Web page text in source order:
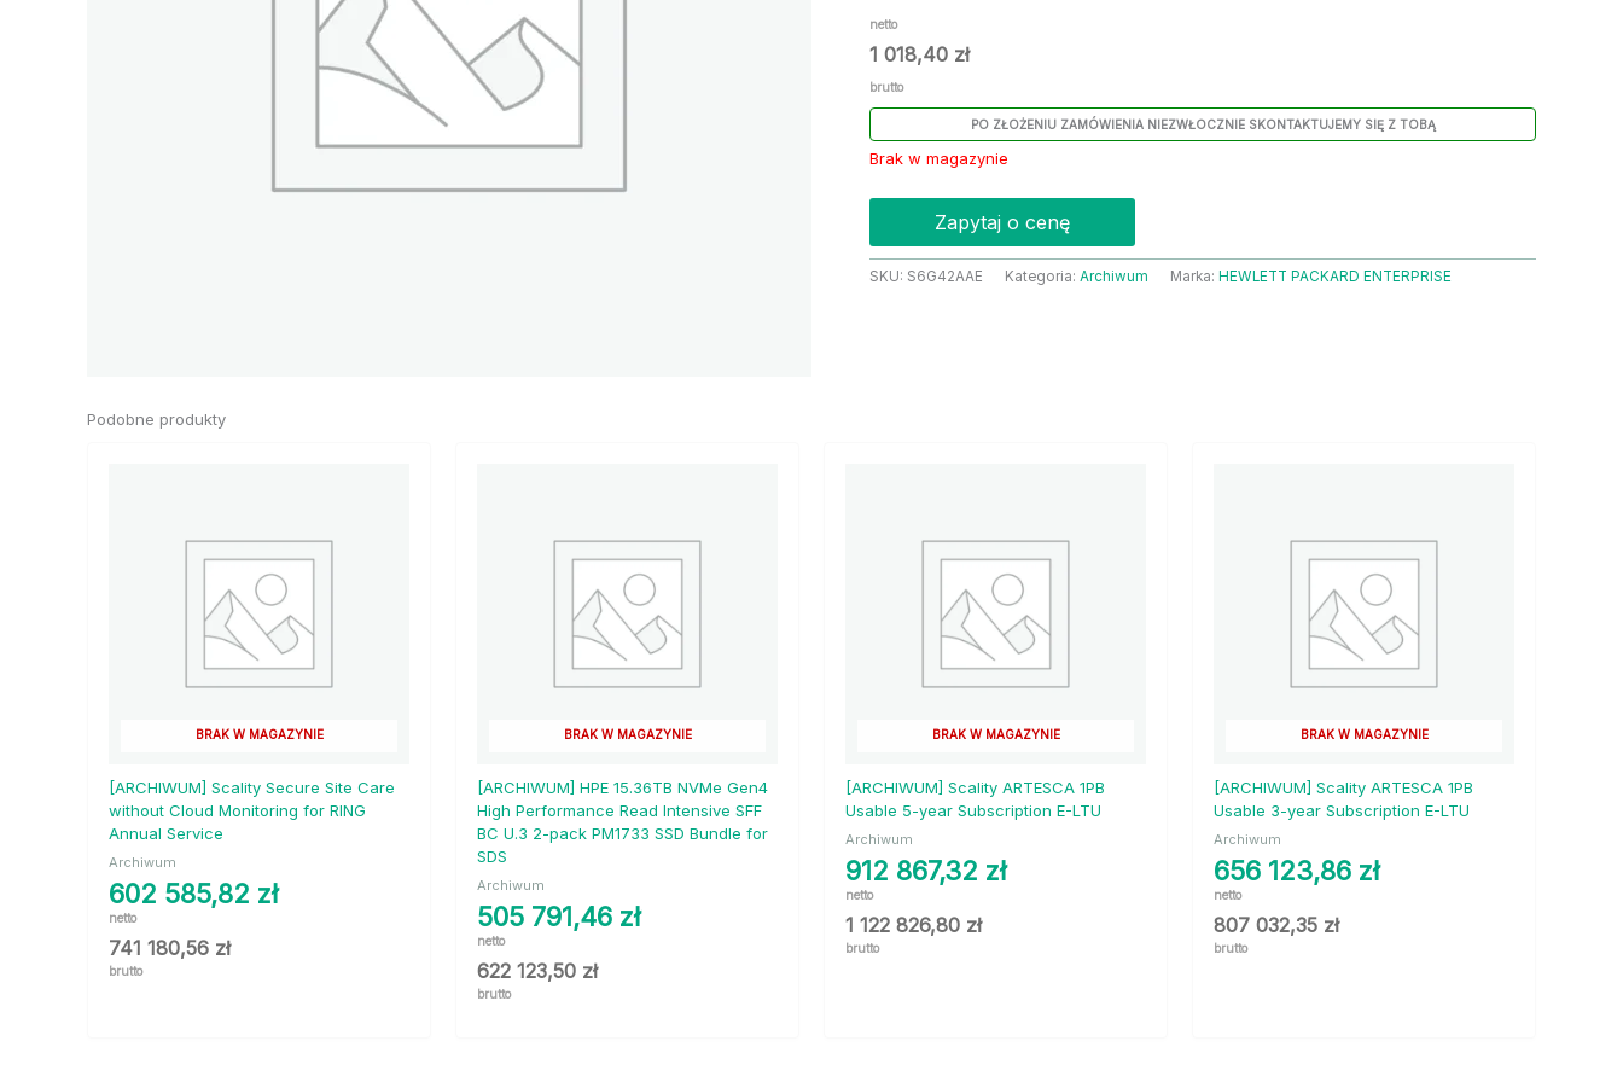
netto
1 018,40 zł
brutto
PO ZŁOŻENIU ZAMÓWIENIA NIEZWŁOCZNIE SKONTAKTUJEMY SIĘ Z TOBĄ
Brak w magazynie
Zapytaj o cenę
SKU: S6G42AAE Kategoria: Archiwum Marka: HEWLETT PACKARD ENTERPRISE
Podobne produkty
BRAK W MAGAZYNIE
[ARCHIWUM] Scality Secure Site Care
without Cloud Monitoring for RING
Annual Service
Archiwum
602 585,82 zł
netto
741 180,56 zł
brutto
BRAK W MAGAZYNIE
[ARCHIWUM] HPE 15.36TB NVMe Gen4
High Performance Read Intensive SFF
BC U.3 2-pack PM1733 SSD Bundle for
SDS
Archiwum
505 791,46 zł
netto
622 123,50 zł
brutto
BRAK W MAGAZYNIE
[ARCHIWUM] Scality ARTESCA 1PB
Usable 5-year Subscription E-LTU
Archiwum
912 867,32 zł
netto
1 122 826,80 zł
brutto
BRAK W MAGAZYNIE
[ARCHIWUM] Scality ARTESCA 1PB
Usable 3-year Subscription E-LTU
Archiwum
656 123,86 zł
netto
807 032,35 zł
brutto